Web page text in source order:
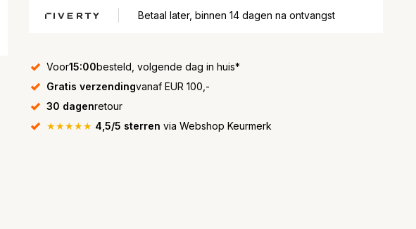
Betaal later, binnen 14 dagen na ontvangst
Voor15:00besteld, volgende dag in huis*
Gratis verzendingvanaf EUR 100,-
30 dagenretour
★★★★★ 4,5/5 sterren via Webshop Keurmerk